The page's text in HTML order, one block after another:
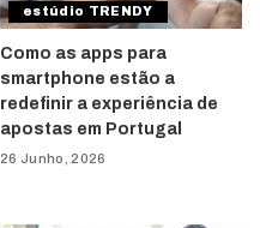
estúdio TRENDY
Como as apps para
smartphone estão a
redefinir a experiência de
apostas em Portugal
26 Junho, 2026